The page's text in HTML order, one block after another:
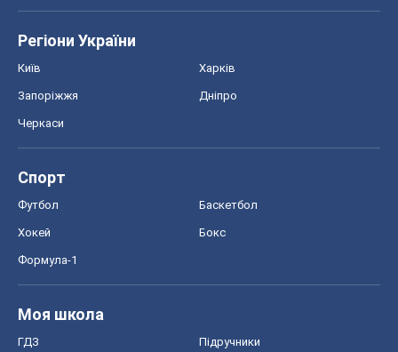
Регіони України
Київ Харків
Запоріжжя Дніпро
Черкаси
Спорт
Футбол Баскетбол
Хокей Бокс
Формула-1
Моя школа
ГДЗ Підручники